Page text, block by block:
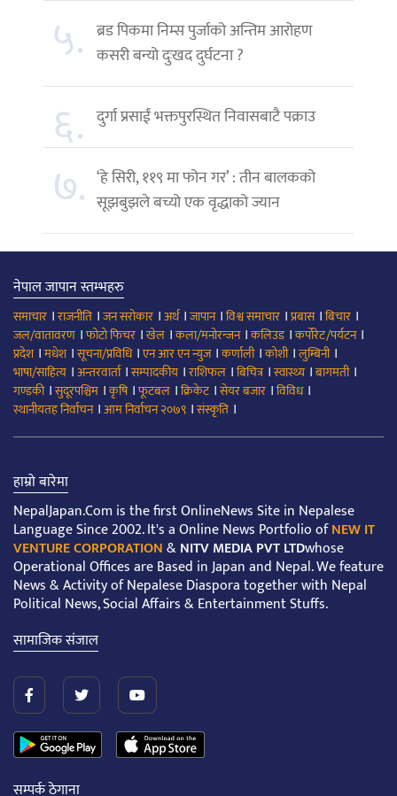
५. ब्रड पिकमा निम्स पुर्जाको अन्तिम आरोहण
कसरी बन्यो दुःखद दुर्घटना ?
६. दुर्गा प्रसाईं भक्तपुरस्थित निवासबाटै पक्राउ
७. ‘हे सिरी, ११९ मा फोन गर’ : तीन बालकको
सूझबुझले बच्यो एक वृद्धाको ज्यान
नेपाल जापान स्तम्भहरु
समाचार ।राजनीति ।जन सरोकार ।अर्थ।जापान।विश्व समाचार ।प्रबास।बिचार ।
जल/वातावरण ।फोटो फिचर ।खेल ।कला/मनोरन्जन।कलिउड।कर्पोरेट/पर्यटन।
प्रदेश।मधेश।सूचना/प्रविधि।एन आर एन न्युज।कर्णाली।कोशी।लुम्बिनी।
भाषा/साहित्य ।अन्तरवार्ता।सम्पादकीय ।राशिफल ।बिचित्र।स्वास्थ्य ।बागमती।
गण्डकी।सुदूरपश्चिम ।कृषि।फूटबल ।क्रिकेट।सेयर बजार ।विविध।
स्थानीयतह निर्वाचन।आम निर्वाचन २०७९ ।संस्कृति ।
हाम्रो बारेमा
NepalJapan.Com is the first OnlineNews Site in Nepalese
Language Since 2002. It's a Online News Portfolio ofNEW IT
VENTURE CORPORATION&NITV MEDIA PVT LTDwhose
Operational Offices are Based in Japan and Nepal. We feature
News & Activity of Nepalese Diaspora together with Nepal
Political News, Social Affairs & Entertainment Stuffs.
सामाजिक संजाल
सम्पर्क ठेगाना